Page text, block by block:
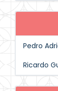
Pedro
Ricardo